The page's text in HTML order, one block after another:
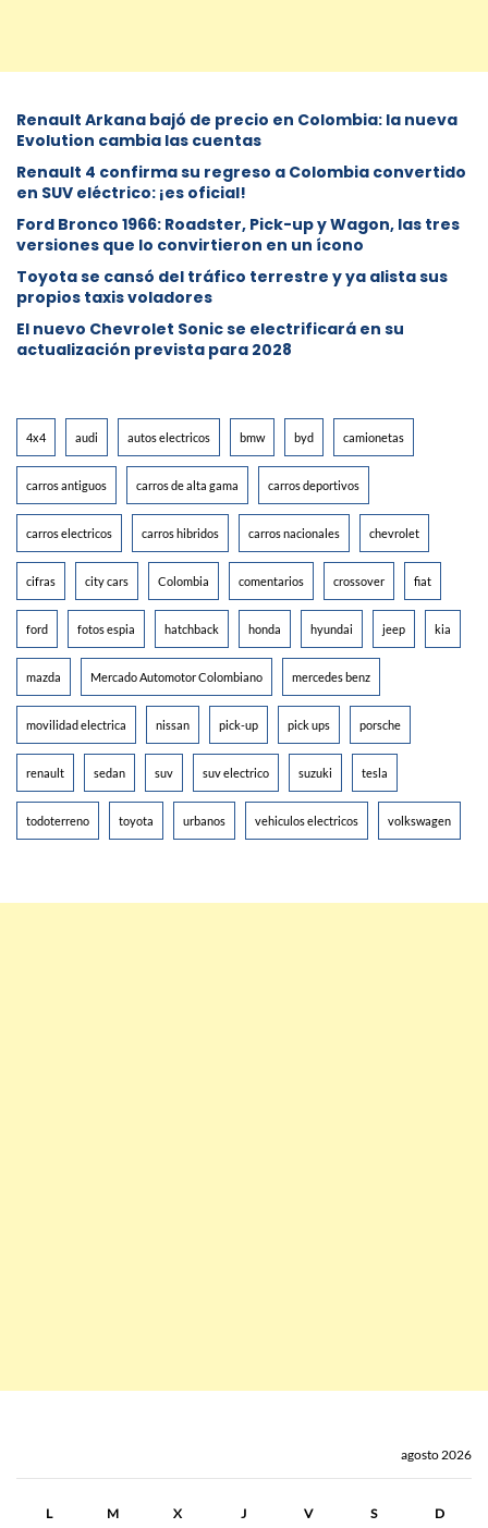
Renault Arkana bajó de precio en Colombia: la nueva
Evolution cambia las cuentas
Renault 4 confirma su regreso a Colombia convertido
en SUV eléctrico: ¡es oficial!
Ford Bronco 1966: Roadster, Pick-up y Wagon, las tres
versiones que lo convirtieron en un ícono
Toyota se cansó del tráfico terrestre y ya alista sus
propios taxis voladores
El nuevo Chevrolet Sonic se electrificará en su
actualización prevista para 2028
4x4 audi autos electricos bmw byd camionetas
carros antiguos carros de alta gama carros deportivos
carros electricos carros hibridos carros nacionales chevrolet
cifras city cars Colombia comentarios crossover fiat
ford fotos espia hatchback honda hyundai jeep kia
mazda Mercado Automotor Colombiano mercedes benz
movilidad electrica nissan pick-up pick ups porsche
renault sedan suv suv electrico suzuki tesla
todoterreno toyota urbanos vehiculos electricos volkswagen
agosto 2026
L M X J V S D